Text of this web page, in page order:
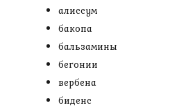
алиссум
бакопа
бальзамины
бегонии
вербена
биденс